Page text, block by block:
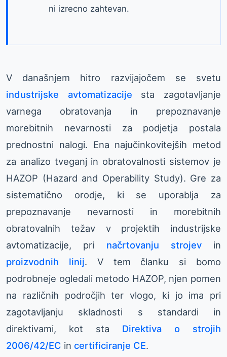
ni izrecno zahtevan.
V današnjem hitro razvijajočem se svetu
industrijske avtomatizacije sta zagotavljanje
varnega obratovanja in prepoznavanje
morebitnih nevarnosti za podjetja postala
prednostni nalogi. Ena najučinkovitejših metod
za analizo tveganj in obratovalnosti sistemov je
HAZOP (Hazard and Operability Study). Gre za
sistematično orodje, ki se uporablja za
prepoznavanje nevarnosti in morebitnih
obratovalnih težav v projektih industrijske
avtomatizacije, pri načrtovanju strojevin
proizvodnih linij. V tem članku si bomo
podrobneje ogledali metodo HAZOP, njen pomen
na različnih področjih ter vlogo, ki jo ima pri
zagotavljanju skladnosti s standardi in
direktivami, kot sta Direktiva o strojih
2006/42/EC in certificiranje CE.